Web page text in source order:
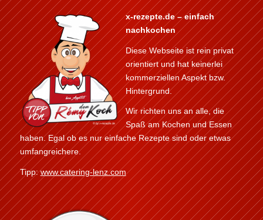
x-rezepte.de – einfach
nachkochen
Diese Webseite ist rein privat
orientiert und hat keinerlei
kommerziellen Aspekt bzw.
Hintergrund.
Wir richten uns an alle, die
Spaß am Kochen und Essen
haben. Egal ob es nur einfache Rezepte sind oder etwas
umfangreichere.
Tipp:www.catering-lenz.com